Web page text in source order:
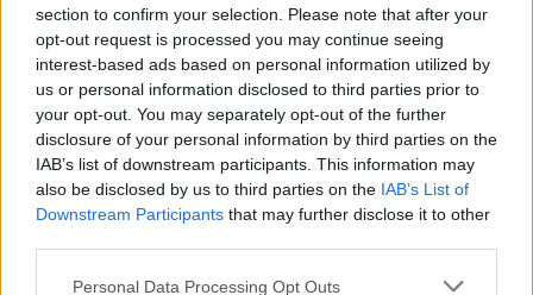
section to confirm your selection. Please note that after your
opt-out request is processed you may continue seeing
interest-based ads based on personal information utilized by
us or personal information disclosed to third parties prior to
your opt-out. You may separately opt-out of the further
disclosure of your personal information by third parties on the
IAB’s list of downstream participants. This information may
also be disclosed by us to third parties on the IAB’s List of
Downstream Participants that may further disclose it to other
Personal Data Processing Opt Outs
7 Αυγούστου 2026 12:04
ΓΕΎΣΗ - ΨΥΧΑΓΩΓΊΑ • ΝΟΜΌΣ ΧΑΝΊΩΝ
Χανιά: Η παράσταση «Ο Σώζων
Εαυτόν Σωθήτω» στο Θέατρο
Ανατολικής Τάφρου
7 Αυγούστου 2026 12:02
ΓΕΎΣΗ - ΨΥΧΑΓΩΓΊΑ ΝΟΜΌΣ ΧΑΝΊΩΝ
Xανιά: Παράσταση Καραγκιόζη στο
Αμφιθέατρο Λενταριανών
7 Αυγούστου 2026 11:50